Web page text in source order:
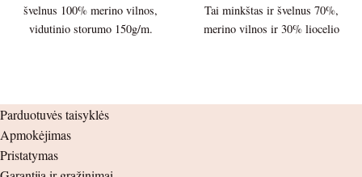
švelnus 100% merino vilnos,
vidutinio storumo 150g/m.
ilgis nuo peties siūlės – 31cm.
nuo pažastėlės – 28cm.
Tai minkštas ir švelnus 70%,
merino vilnos ir 30% liocelio
– 30cm. Rankovės ilgis nuo
Parduotuvės taisyklės
Apmokėjimas
Pristatymas